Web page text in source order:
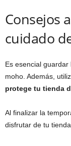
Consejos
cuidado
Es esencial
moho. Además,
protege tu tienda
Al finalizar la
disfrutar de tu